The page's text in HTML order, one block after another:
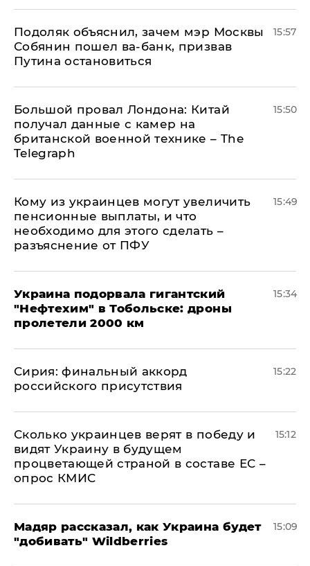
Подоляк объяснил, зачем мэр Москвы
Собянин пошел ва-банк, призвав
Путина остановиться
15:57
Большой провал Лондона: Китай
получал данные с камер на
британской военной технике – The
Telegraph
15:50
Кому из украинцев могут увеличить
пенсионные выплаты, и что
необходимо для этого сделать –
разъяснение от ПФУ
15:49
Украина подорвала гигантский
"Нефтехим" в Тобольске: дроны
пролетели 2000 км
15:34
​Сирия: финальный аккорд
российского присутствия
15:22
Сколько украинцев верят в победу и
видят Украину в будущем
процветающей страной в составе ЕС –
опрос КМИС
15:12
Мадяр рассказал, как Украина будет
"добивать" Wildberries
15:09